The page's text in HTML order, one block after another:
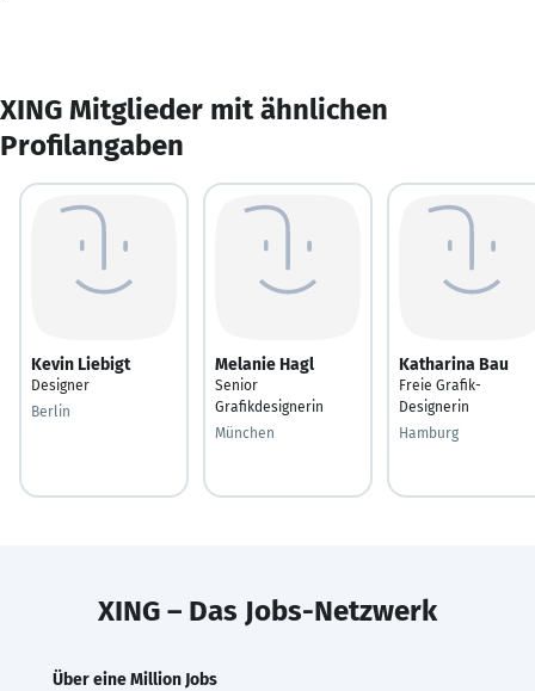
XING Mitglieder mit ähnlichen
Profilangaben
Kevin Liebigt
Designer
Berlin
Melanie Hagl
Senior
Grafikdesignerin
München
Katharina Bau
Freie Grafik-
Designerin
Hamburg
XING – Das Jobs-Netzwerk
Über eine Million Jobs